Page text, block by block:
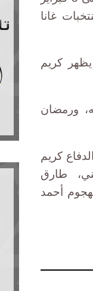
غانا
كريم
ورمضان
كريم
طارق
أحمد